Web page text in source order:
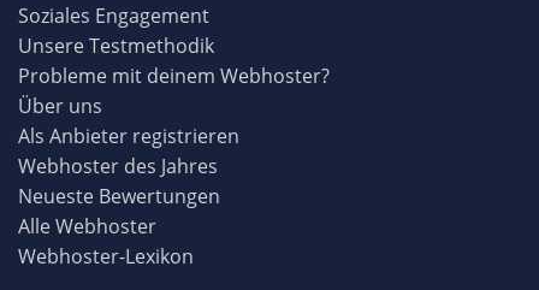
Soziales Engagement
Unsere Testmethodik
Probleme mit deinem Webhoster?
Über uns
Als Anbieter registrieren
Webhoster des Jahres
Neueste Bewertungen
Alle Webhoster
Webhoster-Lexikon